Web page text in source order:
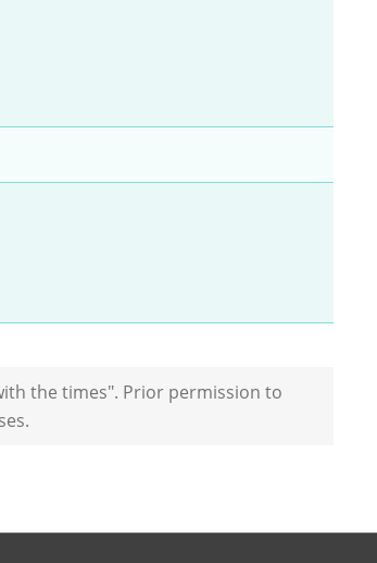
the times". Prior permission to